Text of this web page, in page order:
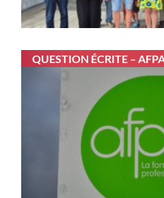
QUESTION ÉCRITE –